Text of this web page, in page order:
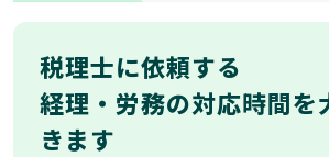
税理士に依頼する
経理・労務の対応時間を
きます